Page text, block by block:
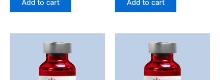
Add to cart Add to cart